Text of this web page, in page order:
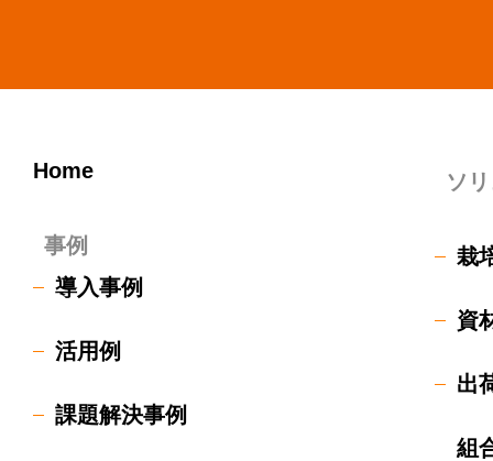
Home
事例
導入事例
活用例
課題解決事例
ソ
栽
資
出
組